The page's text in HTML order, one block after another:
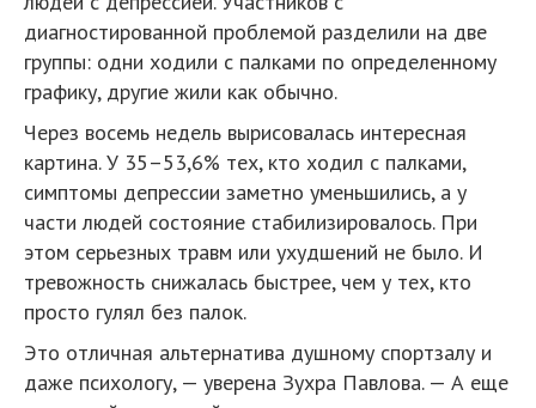
диагностированной проблемой разделили на две
группы: одни ходили с палками по определенному
графику, другие жили как обычно.
Через восемь недель вырисовалась интересная
картина. У 35–53,6% тех, кто ходил с палками,
симптомы депрессии заметно уменьшились, а у
части людей состояние стабилизировалось. При
этом серьезных травм или ухудшений не было. И
тревожность снижалась быстрее, чем у тех, кто
просто гулял без палок.
Это отличная альтернатива душному спортзалу и
даже психологу, — уверена Зухра Павлова. — А еще